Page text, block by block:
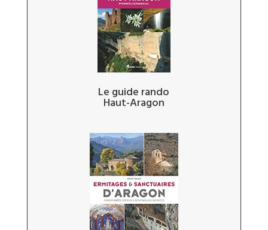
Le guide rando
Haut-Aragon